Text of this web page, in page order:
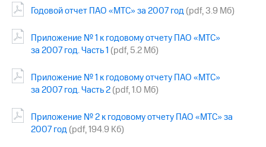
Достижения
Финансовая
Контакты
в
регионе
Годовой отчет ПАО «МТС» за 2007 год(pdf, 3.9 Мб)
Приложение № 1 к годовому отчету ПАО «МТС»
за 2007 год. Часть 1 (pdf, 5.2 Мб)
Приложение № 1 к годовому отчету ПАО «МТС»
за 2007 год. Часть 2(pdf, 1.0 Мб)
Приложение № 2 к годовому отчету ПАО «МТС» за
2007 год(pdf, 194.9 Кб)